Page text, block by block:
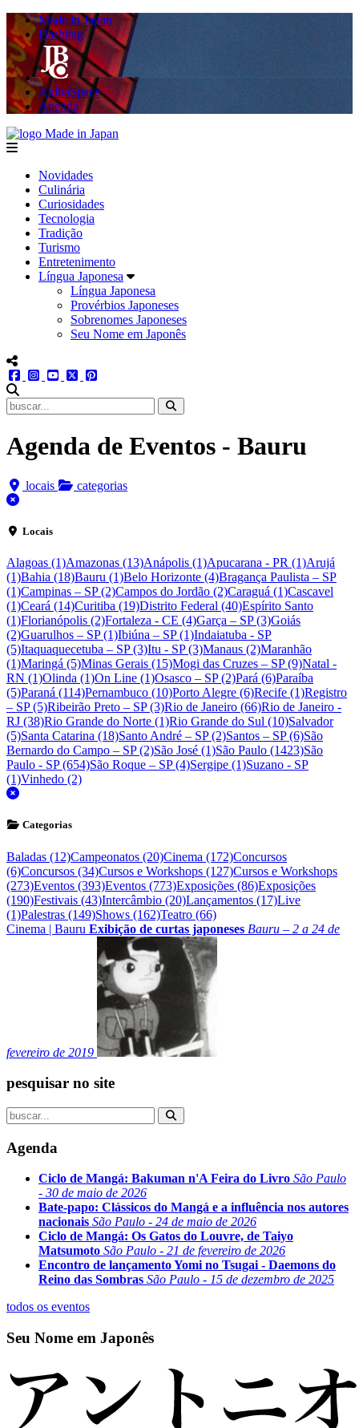
Made in Japan
Hashitag
AkibaSpace
Agenda
menu
Novidades
Culinária
Curiosidades
Tecnologia
Tradição
Turismo
Entretenimento
Língua Japonesa
Língua Japonesa
Provérbios Japoneses
Sobrenomes Japoneses
Seu Nome em Japonês
menu redes social
facebookinstagram
youtube
twitter
Agenda de Eventos - Bauru
locais
categorias
fechar
Locais
Alagoas (1)Amazonas (13)Anápolis (1)Apucarana - PR (1)Arujá
(1)Bahia (18)Bauru (1)Belo Horizonte (4)Bragança Paulista – SP
(1)Campinas – SP (2)Campos do Jordão (2)Caraguá (1)Cascavel
(1)Ceará (14)Curitiba (19)Distrito Federal (40)Espírito Santo
(1)Florianópolis (2)Fortaleza - CE (4)Garça – SP (3)Goiás
(2)Guarulhos – SP (1)Ibiúna – SP (1)Indaiatuba - SP
(5)Itaquaquecetuba – SP (3)Itu - SP (3)Manaus (2)Maranhão
(1)Maringá (5)Minas Gerais (15)Mogi das Cruzes – SP (9)Natal -
RN (1)Olinda (1)On Line (1)Osasco – SP (2)Pará (6)Paraíba
(5)Paraná (114)Pernambuco (10)Porto Alegre (6)Recife (1)Registro
– SP (5)Ribeirão Preto – SP (3)Rio de Janeiro (66)Rio de Janeiro -
RJ (38)Rio Grande do Norte (1)Rio Grande do Sul (10)Salvador
(5)Santa Catarina (18)Santo André – SP (2)Santos – SP (6)São
Bernardo do Campo – SP (2)São José (1)São Paulo (1423)São
Paulo - SP (654)São Roque – SP (4)Sergipe (1)Suzano - SP
(1)Vinhedo (2)
fechar
Categorias
Baladas (12)Campeonatos (20)Cinema (172)Concursos
(6)Concursos (34)Cursos e Workshops (127)Cursos e Workshops
(273)Eventos (393)Eventos (773)Exposições (86)Exposições
(190)Festivais (43)Intercâmbio (20)Lançamentos (17)Live
(1)Palestras (149)Shows (162)Teatro (66)
Cinema | Bauru Exibição de curtas japoneses Bauru – 2 a 24 de
fevereiro de 2019
pesquisar no site
Agenda
Ciclo de Mangá: Bakuman n'A Feira do Livro São Paulo
- 30 de maio de 2026
Bate-papo: Clássicos do Mangá e a influência nos autores
nacionais São Paulo - 24 de maio de 2026
Ciclo de Mangá: Os Gatos do Louvre, de Taiyo
Matsumoto São Paulo - 21 de fevereiro de 2026
Encontro de lançamento Yomi no Tsugai - Daemons do
Reino das Sombras São Paulo - 15 de dezembro de 2025
todos os eventos
Seu Nome em Japonês